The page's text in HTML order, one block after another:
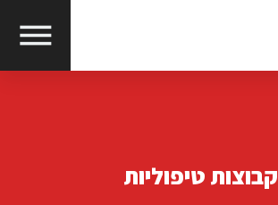
קבוצות טיפוליות